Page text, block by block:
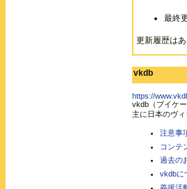
最終
更新履歴はあ
vkdb
https://
vkdb（ブイケー
主に日本のヴ
注意事
コンテ
過去の
vkdbに
義援活